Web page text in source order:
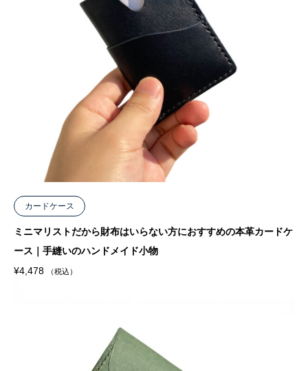
カードケース
ミニマリストだから財布はいらない方におすすめの本革カードケ
ース｜手縫いのハンドメイド小物
¥4,478 （税込）